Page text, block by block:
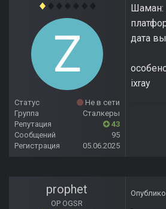
Статус
Не в сети
Группа
Сталкеры
Репутация
43
Сообщений
95
Регистрация
05.06.2025
Шаман:
дата
ixray
prophet
OP OGSR